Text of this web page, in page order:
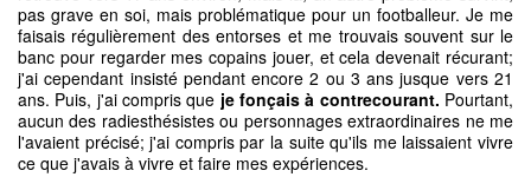
pas grave en soi, mais problématique pour un footballeur. Je me
faisais régulièrement des entorses et me trouvais souvent sur le
banc pour regarder mes copains jouer, et cela devenait récurant;
j'ai cependant insisté pendant encore 2 ou 3 ans jusque vers 21
ans. Puis, j'ai compris que je fonçais à contrecourant. Pourtant,
aucun des radiesthésistes ou personnages extraordinaires ne me
l'avaient précisé; j'ai compris par la suite qu'ils me laissaient vivre
ce que j'avais à vivre et faire mes expériences.